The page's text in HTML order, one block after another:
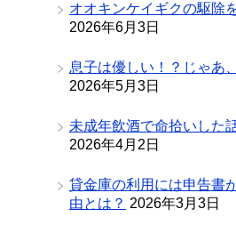
オオキンケイギクの駆除
2026年6月3日
息子は優しい！？じゃあ
2026年5月3日
未成年飲酒で命拾いした
2026年4月2日
貸金庫の利用には申告書
由とは？ 2026年3月3日